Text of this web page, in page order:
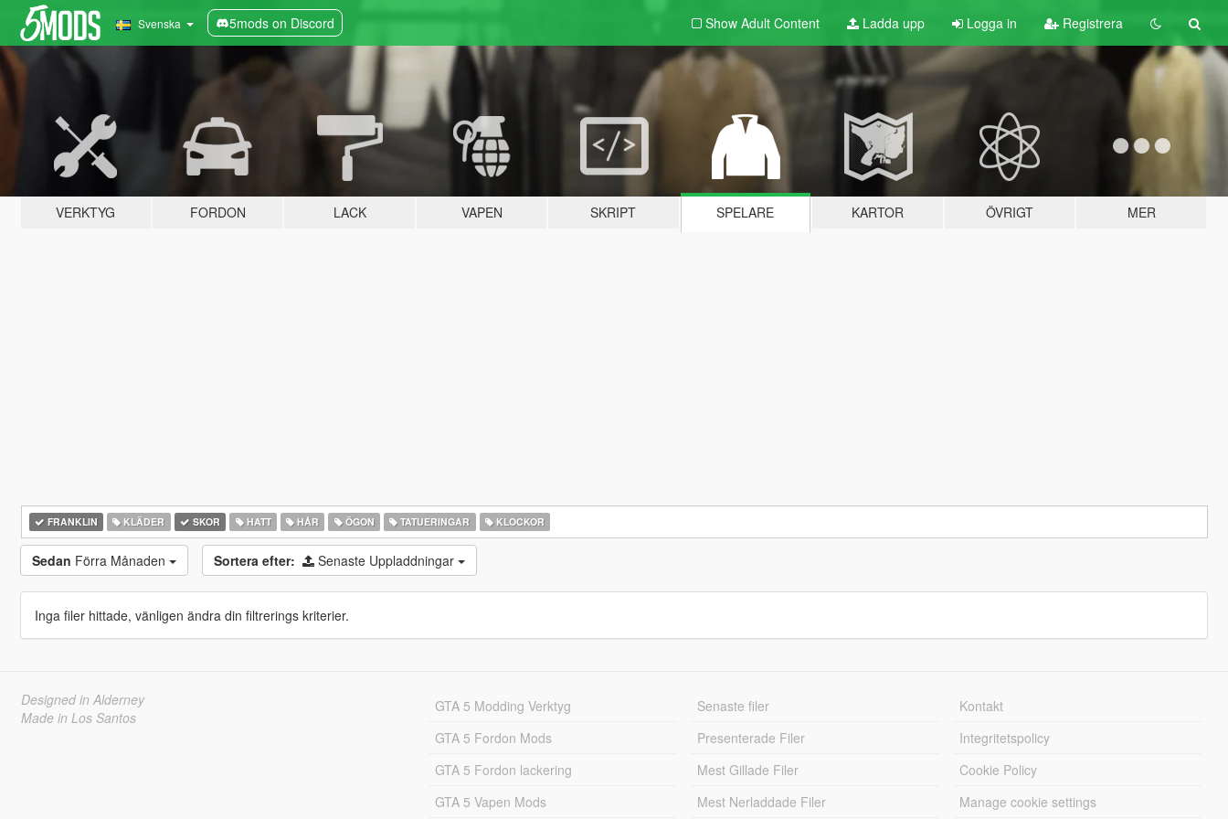
Svenska 5mods on Discord Show Adult Content Ladda upp Logga in Registrera
VERKTYG FORDON LACK VAPEN SKRIPT SPELARE KARTOR ÖVRIGT MER
FRANKLIN KLÄDER SKOR HATT HÅR ÖGON TATUERINGAR KLOCKOR
Sedan Förra Månaden Sortera efter: Senaste Uppladdningar
Inga filer hittade, vänligen ändra din filtrerings kriterier.
Designed in Alderney
Made in Los Santos
GTA 5 Modding Verktyg
GTA 5 Fordon Mods
GTA 5 Fordon lackering
GTA 5 Vapen Mods
Senaste filer
Presenterade Filer
Mest Gillade Filer
Mest Nerladdade Filer
Kontakt
Integritetspolicy
Cookie Policy
Manage cookie settings